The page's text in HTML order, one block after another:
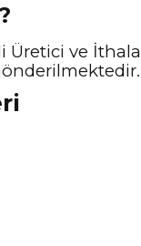
Üretici ve